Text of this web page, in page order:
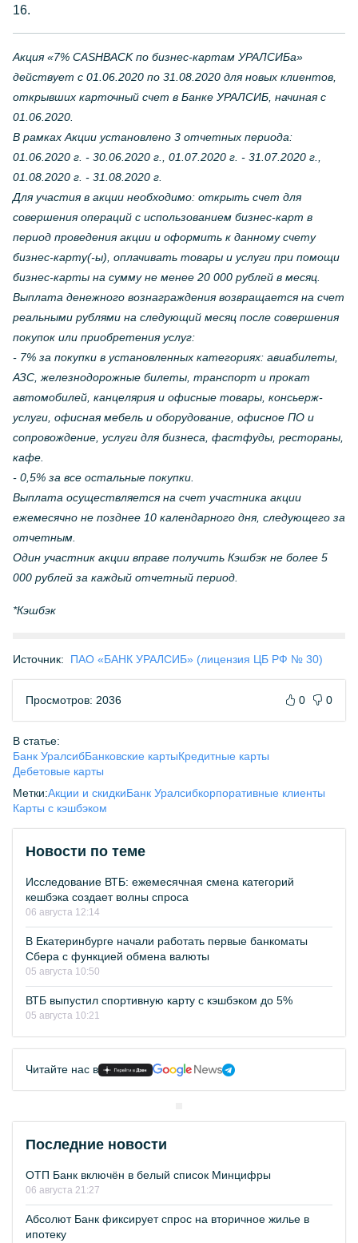
16.
Акция «7% CASHBACK по бизнес-картам УРАЛСИБа»
действует с 01.06.2020 по 31.08.2020 для новых клиентов,
открывших карточный счет в Банке УРАЛСИБ, начиная с
01.06.2020.
В рамках Акции установлено 3 отчетных периода:
01.06.2020 г. - 30.06.2020 г., 01.07.2020 г. - 31.07.2020 г.,
01.08.2020 г. - 31.08.2020 г.
Для участия в акции необходимо: открыть счет для
совершения операций с использованием бизнес-карт в
период проведения акции и оформить к данному счету
бизнес-карту(-ы), оплачивать товары и услуги при помощи
бизнес-карты на сумму не менее 20 000 рублей в месяц.
Выплата денежного вознаграждения возвращается на счет
реальными рублями на следующий месяц после совершения
покупок или приобретения услуг:
- 7% за покупки в установленных категориях: авиабилеты,
АЗС, железнодорожные билеты, транспорт и прокат
автомобилей, канцелярия и офисные товары, консьерж-
услуги, офисная мебель и оборудование, офисное ПО и
сопровождение, услуги для бизнеса, фастфуды, рестораны,
кафе.
- 0,5% за все остальные покупки.
Выплата осуществляется на счет участника акции
ежемесячно не позднее 10 календарного дня, следующего за
отчетным.
Один участник акции вправе получить Кэшбэк не более 5
000 рублей за каждый отчетный период.
*Кэшбэк
Источник: ПАО «БАНК УРАЛСИБ» (лицензия ЦБ РФ № 30)
Просмотров: 2036 0 0
В статье:
Банк УралсибБанковские картыКредитные карты
Дебетовые карты
Метки:Акции и скидкиБанк Уралсибкорпоративные клиенты
Карты с кэшбэком
Новости по теме
Исследование ВТБ: ежемесячная смена категорий
кешбэка создает волны спроса
06 августа 12:14
В Екатеринбурге начали работать первые банкоматы
Сбера с функцией обмена валюты
05 августа 10:50
ВТБ выпустил спортивную карту с кэшбэком до 5%
05 августа 10:21
Читайте нас в
Последние новости
ОТП Банк включён в белый список Минцифры
06 августа 21:27
Абсолют Банк фиксирует спрос на вторичное жилье в
ипотеку